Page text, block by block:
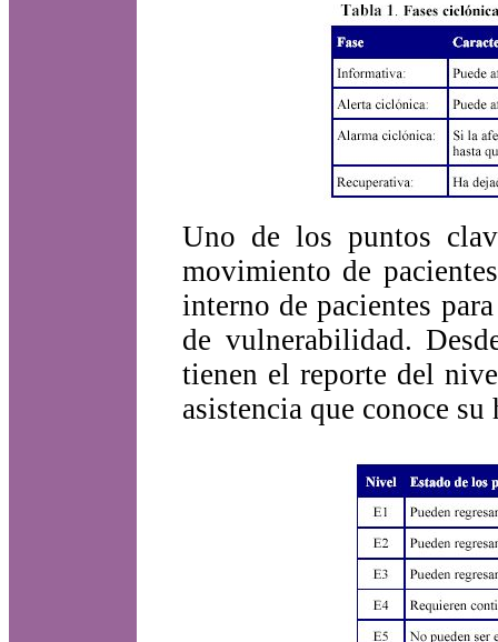
Uno de los puntos
movimiento de
interno de pacientes
de vulnerabilidad.
tienen el reporte del
asistencia que conoce